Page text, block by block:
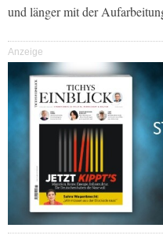
und länger mit der
Anzeige